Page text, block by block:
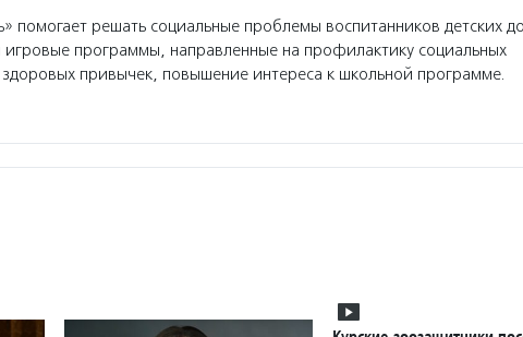
помогает решать социальные проблемы воспитанников детских
игровые программы, направленные на профилактику социальных
привычек, повышение интереса к школьной программе.